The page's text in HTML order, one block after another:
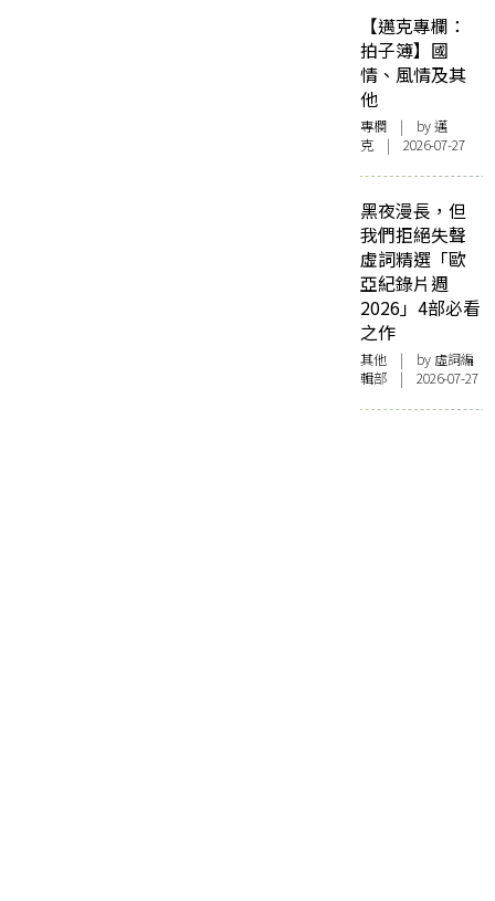
【邁克專欄：
拍子簿】國
情、風情及其
他
專欄 | by邁
克 | 2026-07-27
黑夜漫長，但
我們拒絕失聲
虛詞精選「歐
亞紀錄片週
2026」4部必看
之作
其他 | by 虛詞編
輯部 | 2026-07-27